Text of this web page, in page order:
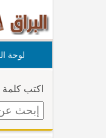
لوحة
اكتب